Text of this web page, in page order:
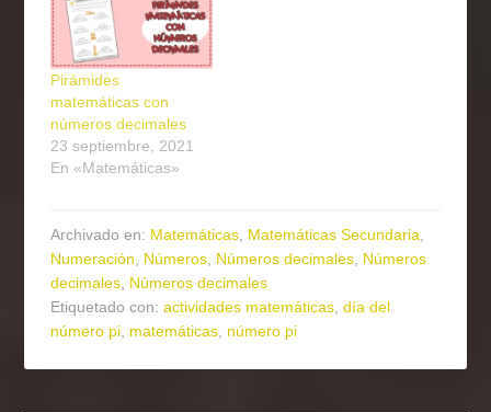
Pirámides
matemáticas con
números decimales
23 septiembre, 2021
En «Matemáticas»
Archivado en: Matemáticas Matemáticas Secundaria
Numeración
Números Números decimales Números
decimales Números decimales
Etiquetado con:actividades matemáticas ,día del
número pi matemáticas número pi